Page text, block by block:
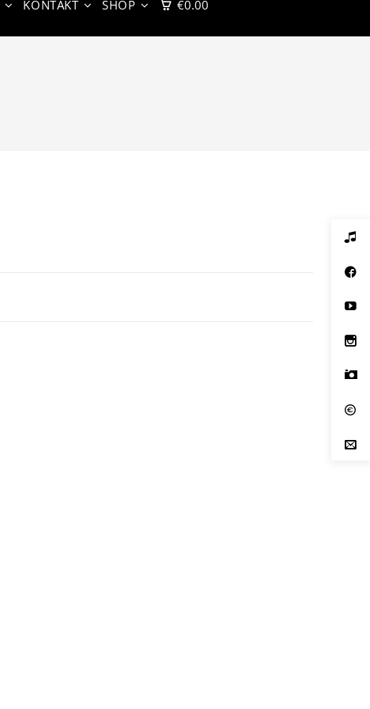
KONTAKT SHOP €0.00